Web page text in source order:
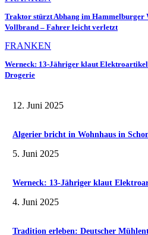
Traktor stürzt Abhang im Hammelburger
Vollbrand – Fahrer leicht verletzt
FRANKEN
Werneck: 13-Jähriger klaut
Drogerie
12. Juni 2025
Algerier bricht in Wohnhaus in
5. Juni 2025
Werneck: 13-Jähriger klaut
4. Juni 2025
Tradition erleben: Deutscher